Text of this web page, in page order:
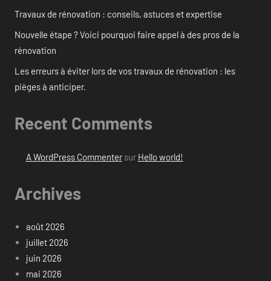
Travaux de rénovation : conseils, astuces et expertise
Nouvelle étape ? Voici pourquoi faire appel à des pros de la
rénovation
Les erreurs à éviter lors de vos travaux de rénovation : les
pièges à anticiper.
Recent Comments
A WordPress Commentersur Hello world!
Archives
août 2026
juillet 2026
juin 2026
mai 2026